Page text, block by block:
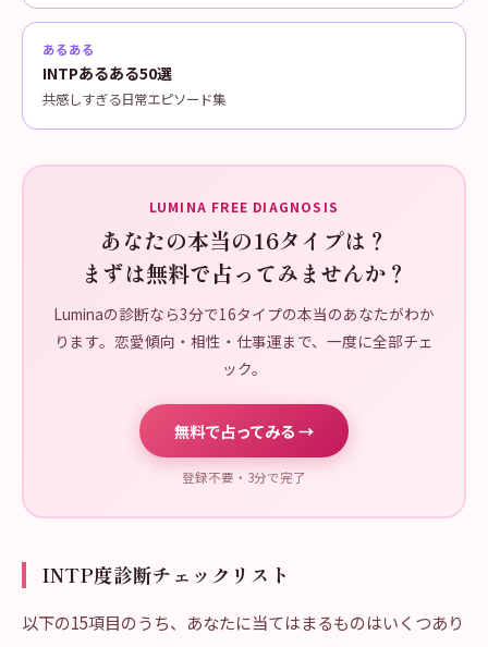
あるある
INTPあるある50選
共感しすぎる日常エピソード集
LUMINA FREE DIAGNOSIS
あなたの本当の16タイプは？
まずは無料で占ってみませんか？
Luminaの診断なら3分で16タイプの本当のあなたがわか
ります。恋愛傾向・相性・仕事運まで、一度に全部チェ
ック。
無料で占ってみる →
登録不要・3分で完了
INTP度診断チェックリスト
以下の15項目のうち、あなたに当てはまるものはいくつあり